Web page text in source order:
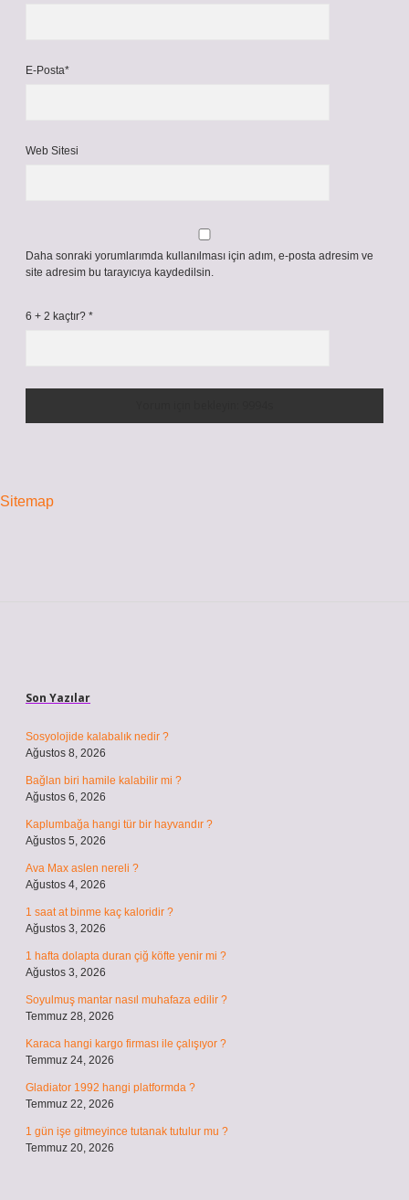
E-Posta*
Web Sitesi
Daha sonraki yorumlarımda kullanılması için adım, e-posta adresim ve
site adresim bu tarayıcıya kaydedilsin.
6 + 2 kaçtır? *
Sitemap
Son Yazılar
Sosyolojide kalabalık nedir ?
Ağustos 8, 2026
Bağlan biri hamile kalabilir mi ?
Ağustos 6, 2026
Kaplumbağa hangi tür bir hayvandır ?
Ağustos 5, 2026
Ava Max aslen nereli ?
Ağustos 4, 2026
1 saat at binme kaç kaloridir ?
Ağustos 3, 2026
1 hafta dolapta duran çiğ köfte yenir mi ?
Ağustos 3, 2026
Soyulmuş mantar nasıl muhafaza edilir ?
Temmuz 28, 2026
Karaca hangi kargo firması ile çalışıyor ?
Temmuz 24, 2026
Gladiator 1992 hangi platformda ?
Temmuz 22, 2026
1 gün işe gitmeyince tutanak tutulur mu ?
Temmuz 20, 2026